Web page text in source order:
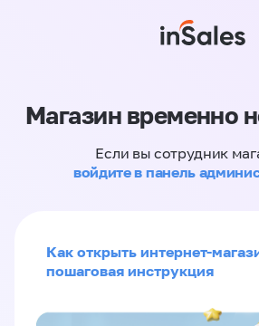
Магазин временно
Если вы сотрудник
войдите в панель
Как открыть интернет-
пошаговая инструкция